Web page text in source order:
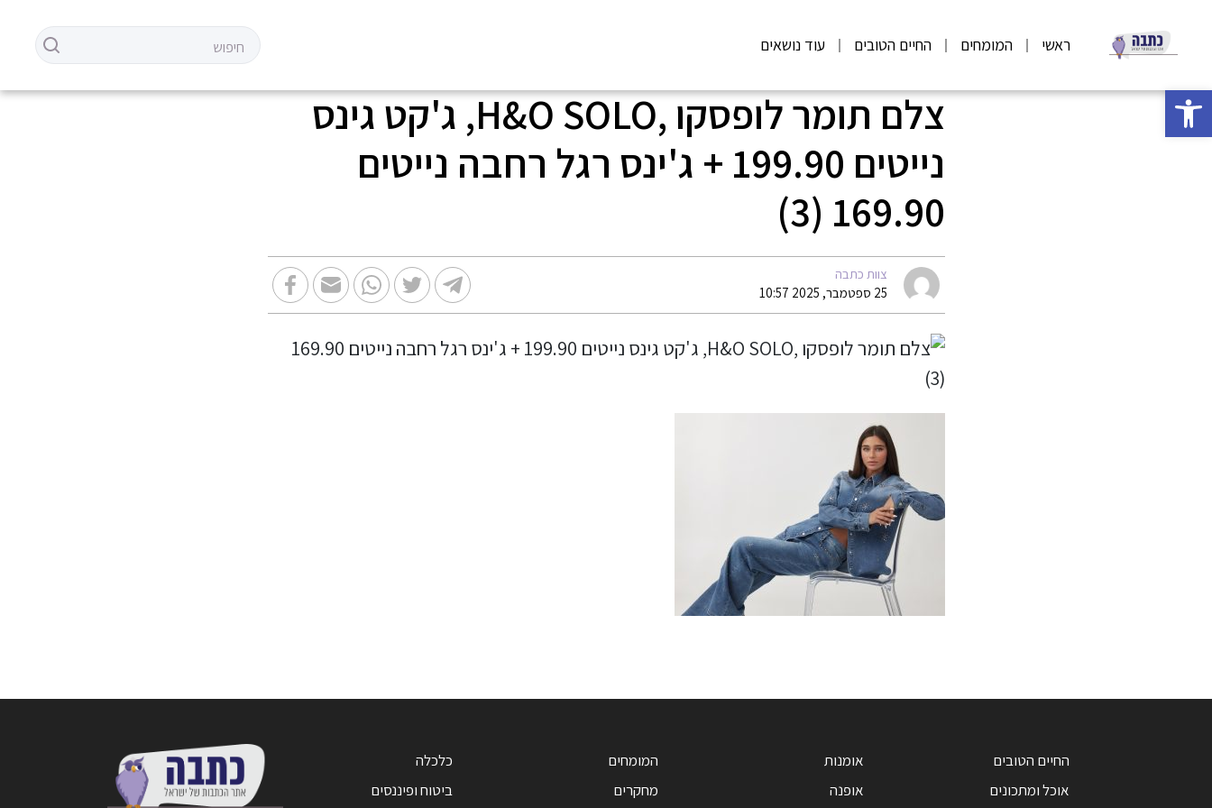
פתח סרגל נגישות
ראשי המומחים החיים הטובים עוד נושאים
צלם תומר לופסקו ,H&O SOLO, ג'קט גינס
נייטים 199.90 + ג'ינס רגל רחבה נייטים
169.90 (3)
צוות כתבה
25 ספטמבר, 2025 10:57
החיים הטובים
אוכל ומתכונים
אומנות
אופנה
המומחים
מחקרים
כלכלה
ביטוח ופיננסים